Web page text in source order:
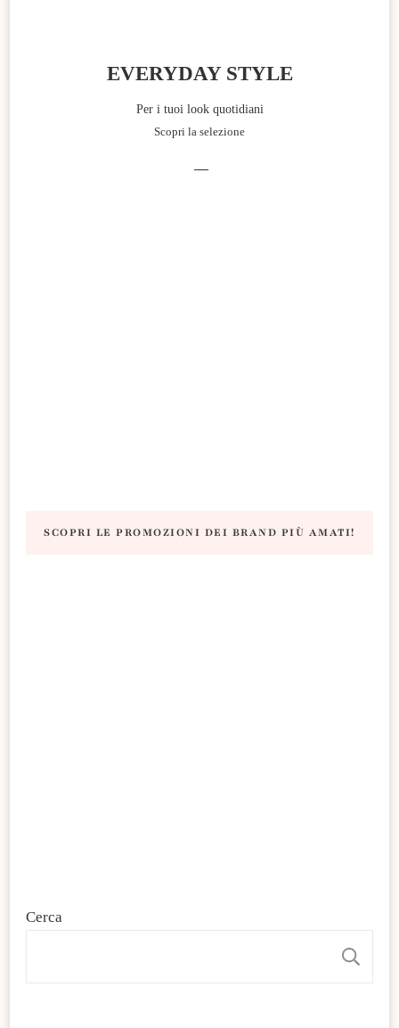
EVERYDAY STYLE
Per i tuoi look quotidiani
Scopri la selezione
SCOPRI LE PROMOZIONI DEI BRAND PIÙ AMATI!
Cerca